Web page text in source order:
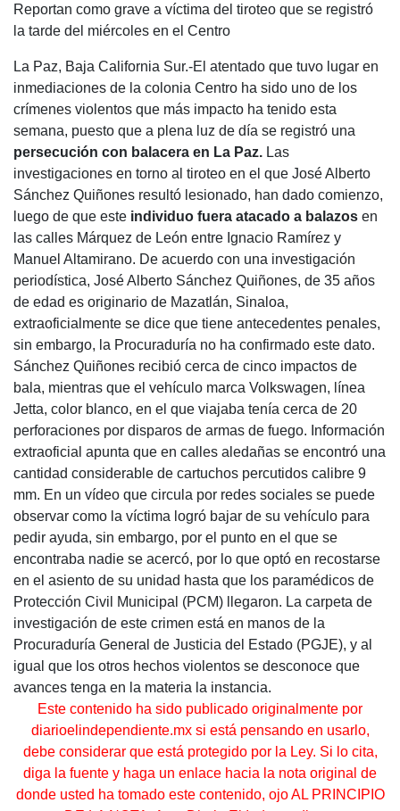
Reportan como grave a víctima del tiroteo que se registró
la tarde del miércoles en el Centro
La Paz, Baja California Sur.-El atentado que tuvo lugar en
inmediaciones de la colonia Centro ha sido uno de los
crímenes violentos que más impacto ha tenido esta
semana, puesto que a plena luz de día se registró una
persecución con balacera en La Paz. Las
investigaciones en torno al tiroteo en el que José Alberto
Sánchez Quiñones resultó lesionado, han dado comienzo,
luego de que este individuo fuera atacado a balazos en
las calles Márquez de León entre Ignacio Ramírez y
Manuel Altamirano. De acuerdo con una investigación
periodística, José Alberto Sánchez Quiñones, de 35 años
de edad es originario de Mazatlán, Sinaloa,
extraoficialmente se dice que tiene antecedentes penales,
sin embargo, la Procuraduría no ha confirmado este dato.
Sánchez Quiñones recibió cerca de cinco impactos de
bala, mientras que el vehículo marca Volkswagen, línea
Jetta, color blanco, en el que viajaba tenía cerca de 20
perforaciones por disparos de armas de fuego. Información
extraoficial apunta que en calles aledañas se encontró una
cantidad considerable de cartuchos percutidos calibre 9
mm. En un vídeo que circula por redes sociales se puede
observar como la víctima logró bajar de su vehículo para
pedir ayuda, sin embargo, por el punto en el que se
encontraba nadie se acercó, por lo que optó en recostarse
en el asiento de su unidad hasta que los paramédicos de
Protección Civil Municipal (PCM) llegaron. La carpeta de
investigación de este crimen está en manos de la
Procuraduría General de Justicia del Estado (PGJE), y al
igual que los otros hechos violentos se desconoce que
avances tenga en la materia la instancia.
Este contenido ha sido publicado originalmente por
diarioelindependiente.mx si está pensando en usarlo,
debe considerar que está protegido por la Ley. Si lo cita,
diga la fuente y haga un enlace hacia la nota original de
donde usted ha tomado este contenido, ojo AL PRINCIPIO